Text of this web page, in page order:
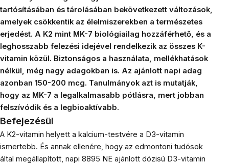
tartósításában és tárolásában bekövetkezett változások,
amelyek csökkentik az élelmiszerekben a természetes
erjedést. A K2 mint MK-7 biológiailag hozzáférhető, és a
leghosszabb felezési idejével rendelkezik az összes K-
vitamin közül. Biztonságos a használata, mellékhatások
nélkül, még nagy adagokban is. Az ajánlott napi adag
azonban 150-200 mcg. Tanulmányok azt is mutatják,
hogy az MK-7 a legalkalmasabb pótlásra, mert jobban
felszívódik és a legbioaktívabb.
Befejezésül
A K2-vitamin helyett a kalcium-testvére a D3-vitamin
ismertebb. És annak ellenére, hogy az edmontoni tudósok
által megállapított, napi 8895 NE ajánlott dózisú D3-vitamin